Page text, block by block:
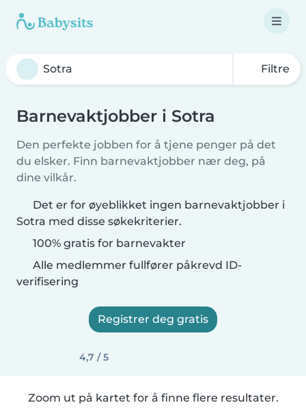
Filtre
Barnevaktjobber i Sotra
Den perfekte jobben for å tjene penger på det
du elsker. Finn barnevaktjobber nær deg, på
dine vilkår.
Det er for øyeblikket ingen barnevaktjobber i
Sotra med disse søkekriterier.
100% gratis for barnevakter
Alle medlemmer fullfører påkrevd ID-
verifisering
Registrer deg gratis
4,7 / 5
Zoom ut på kartet for å finne flere resultater.